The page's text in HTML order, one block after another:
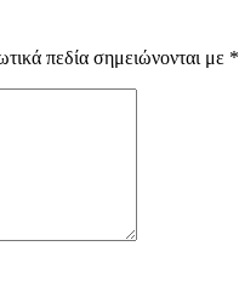
πεδία σημειώνονται με *